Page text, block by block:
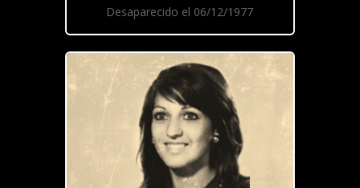
Desaparecido el 06/12/1977